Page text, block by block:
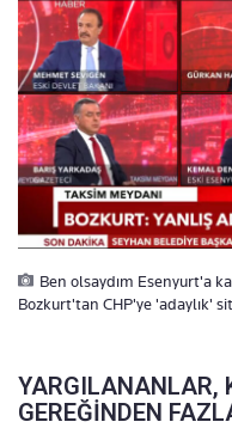
Ben olsaydım Esenyurt'a
Bozkurt'tan CHP'ye 'adaylık'
YARGILANANLAR,
GEREĞİNDEN